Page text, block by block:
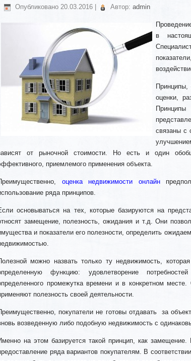
Опубликовано 20.03.2016 Автор: admin
в
Принципы,
оценки,
связаны с
от рыночной стоимости. Но есть и один
приемлемого применения объекта.
оценка недвижимости онлайн
ряда принципов.
основываться на тех, которые базируются на
замещение, полезность, ожидания и т.д. Они
и показатели его полезности, определить
можно назвать только ту недвижимость,
функцию: удовлетворение
промежутка времени и в конкретном
полезность своей деятельности.
покупатели не готовы отдавать за
возведенную либо подобную недвижимость с
на этом базируется такой принцип, как
ряда вариантов покупателям. В